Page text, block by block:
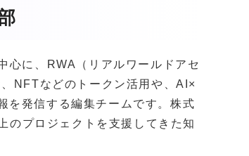
心に、RWA（リアルワールドアセ
NFTなどのトークン活用や、AI×
を発信する編集チームです。株式
プロジェクトを支援してきた知